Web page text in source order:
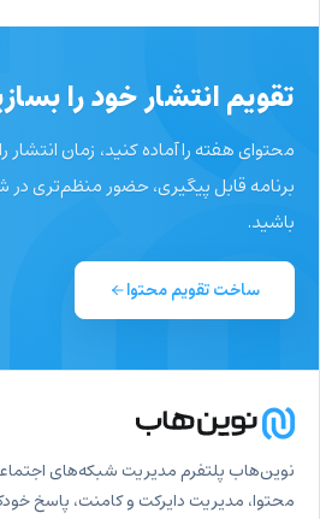
تقویم انتشار خود را
محتوای هفته را آماده کنید، زمان
برنامه قابل پیگیری، حضور منظم‌تری
باشید.
ساخت تقویم محتوا
نوین‌هاب پلتفرم مدیریت شبکه‌های
محتوا، مدیریت دایرکت و کامنت، پاسخ